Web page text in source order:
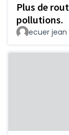
Plus de
pollutions.
ecuer jean